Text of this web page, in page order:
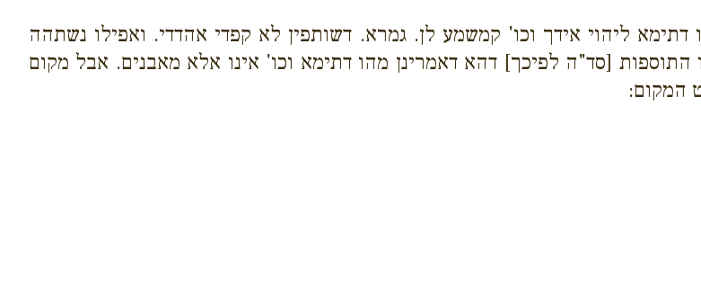
ליהוי אידך וכו' קמשמע לן. גמרא. דשותפין לא קפדי אהדדי. ואפילו נשתהה
[סד"ה לפיכך] דהא דאמרינן מהו דתימא וכו' אינו אלא מאבנים. אבל מקום
המקום: